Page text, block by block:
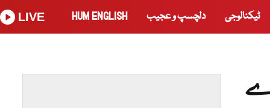
ٹیکنالوجی دلچسپ و عجیب HUM ENGLISH
LIVE